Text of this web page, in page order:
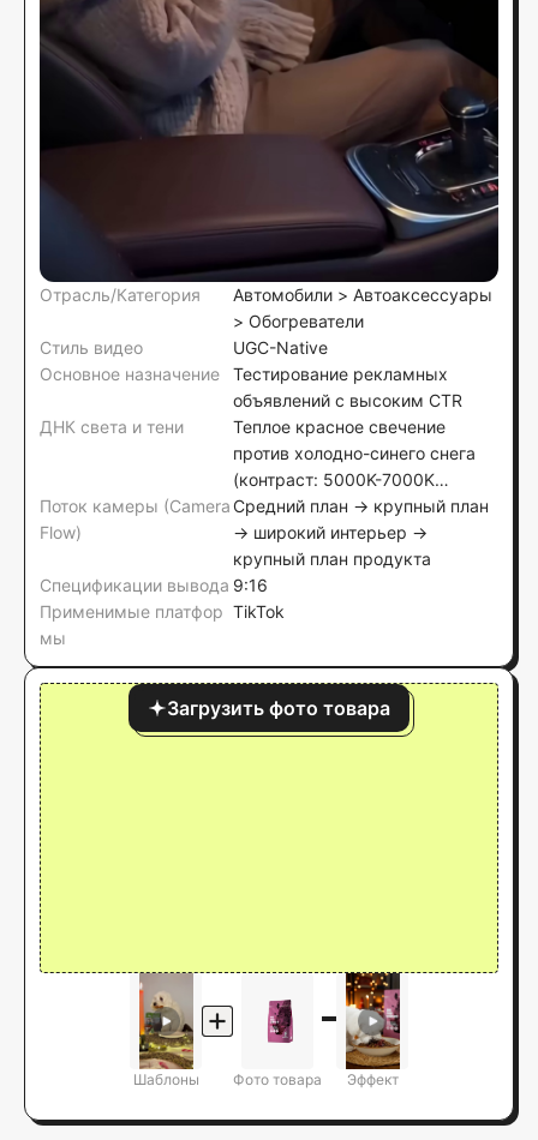
Отрасль/Категория
Автомобили > Автоаксессуары
> Обогреватели
Стиль видео
UGC-Native
Основное назначение
Тестирование рекламных
объявлений с высоким CTR
ДНК света и тени
Теплое красное свечение
против холодно-синего снега
(контраст: 5000K-7000K
окружающая среда vs. 3000K
свечение продукта)
Поток камеры (Camera
Flow)
Средний план → крупный план
→ широкий интерьер →
крупный план продукта
Спецификации вывода 9:16
Применимые платфор
мы
TikTok
Загрузить фото товара
Шаблоны Фото товара Эффект